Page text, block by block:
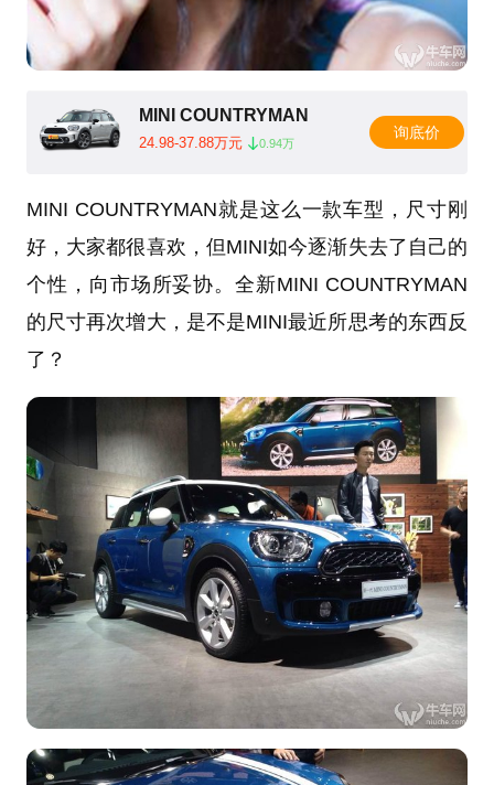
MINI COUNTRYMAN
24.98-37.88万元 0.94万
询底价
MINI COUNTRYMAN就是这么一款车型，尺寸刚
好，大家都很喜欢，但MINI如今逐渐失去了自己的
个性，向市场所妥协。全新MINI COUNTRYMAN
的尺寸再次增大，是不是MINI最近所思考的东西反
了？